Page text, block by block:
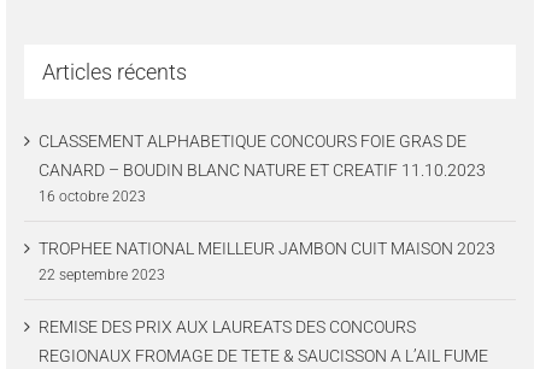
Articles récents
CLASSEMENT ALPHABETIQUE CONCOURS FOIE GRAS DE
CANARD – BOUDIN BLANC NATURE ET CREATIF 11.10.2023
16 octobre 2023
TROPHEE NATIONAL MEILLEUR JAMBON CUIT MAISON 2023
22 septembre 2023
REMISE DES PRIX AUX LAUREATS DES CONCOURS
REGIONAUX FROMAGE DE TETE & SAUCISSON A L’AIL FUME